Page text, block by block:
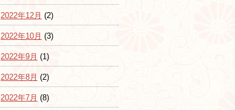
2022年12月 (2)
2022年10月 (3)
2022年9月 (1)
2022年8月 (2)
2022年7月 (8)